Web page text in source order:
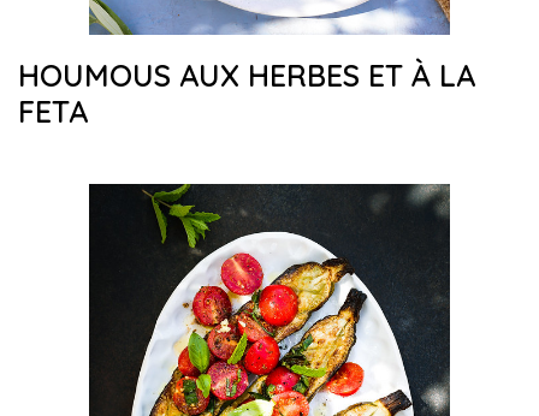
HOUMOUS AUX HERBES ET À LA
FETA